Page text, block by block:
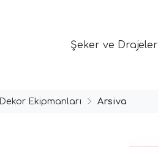
Şeker ve Drajeler
Dekor Ekipmanları Arsiva